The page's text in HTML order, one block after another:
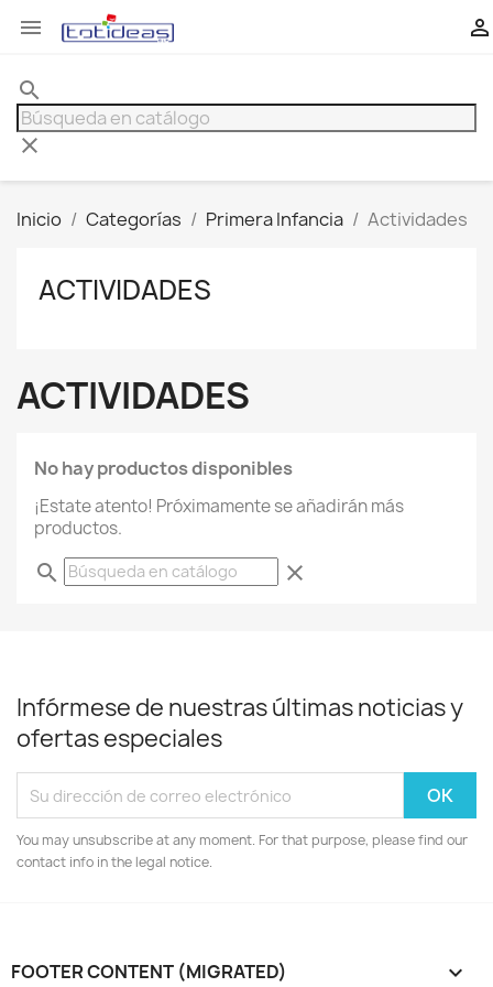
 
search
clear
Inicio Categorías Primera Infancia Actividades
ACTIVIDADES
ACTIVIDADES
No hay productos disponibles
¡Estate atento! Próximamente se añadirán más
productos.
search clear
Infórmese de nuestras últimas noticias y
ofertas especiales
You may unsubscribe at any moment. For that purpose, please find our
contact info in the legal notice.
FOOTER CONTENT (MIGRATED) 